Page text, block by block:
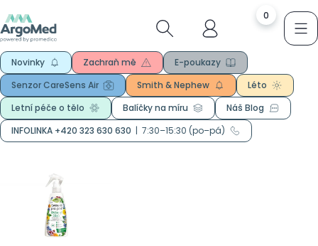
0
Novinky Zachraň mě
E-poukazy
Senzor CareSens Air
Smith & Nephew
Léto
Letní péče o tělo
Balíčky na míru
Náš Blog
INFOLINKA +420 323 630 630 | 7:30–15:30 (po–pá)